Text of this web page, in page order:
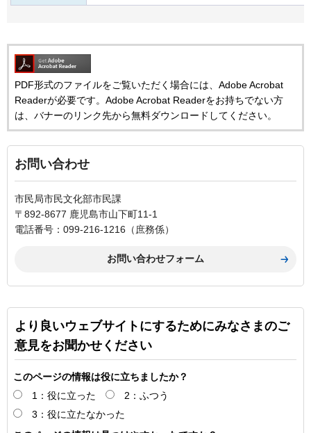
PDF形式のファイルをご覧いただく場合には、Adobe Acrobat
Readerが必要です。Adobe Acrobat Readerをお持ちでない方
は、バナーのリンク先から無料ダウンロードしてください。
お問い合わせ
市民局市民文化部市民課
〒892-8677 鹿児島市山下町11-1
電話番号：099-216-1216（庶務係）
より良いウェブサイトにするためにみなさまのご
意見をお聞かせください
このページの情報は役に立ちましたか？
1：役に立った
2：ふつう
3：役に立たなかった